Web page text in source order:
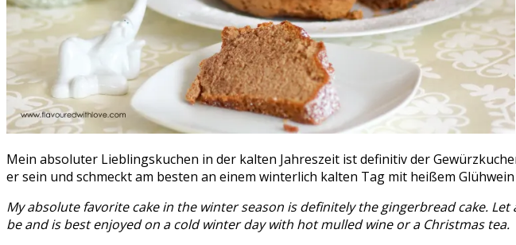
Mein absoluter Lieblingskuchen in der kalten Jahreszeit ist definitiv der
er sein und schmeckt am besten an einem winterlich kalten Tag mit heißem
My absolute favorite cake in the winter season is definitely the gingerbread cake.
be and is best enjoyed on a cold winter day with hot mulled wine or a Christmas tea.